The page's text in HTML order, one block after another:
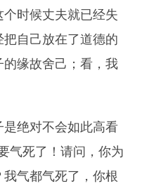
时候丈夫就已经失
自己放在了道德的
缘故舍己；看，我
绝对不会如此高看
气死了！请问，你为
气都气死了，你根